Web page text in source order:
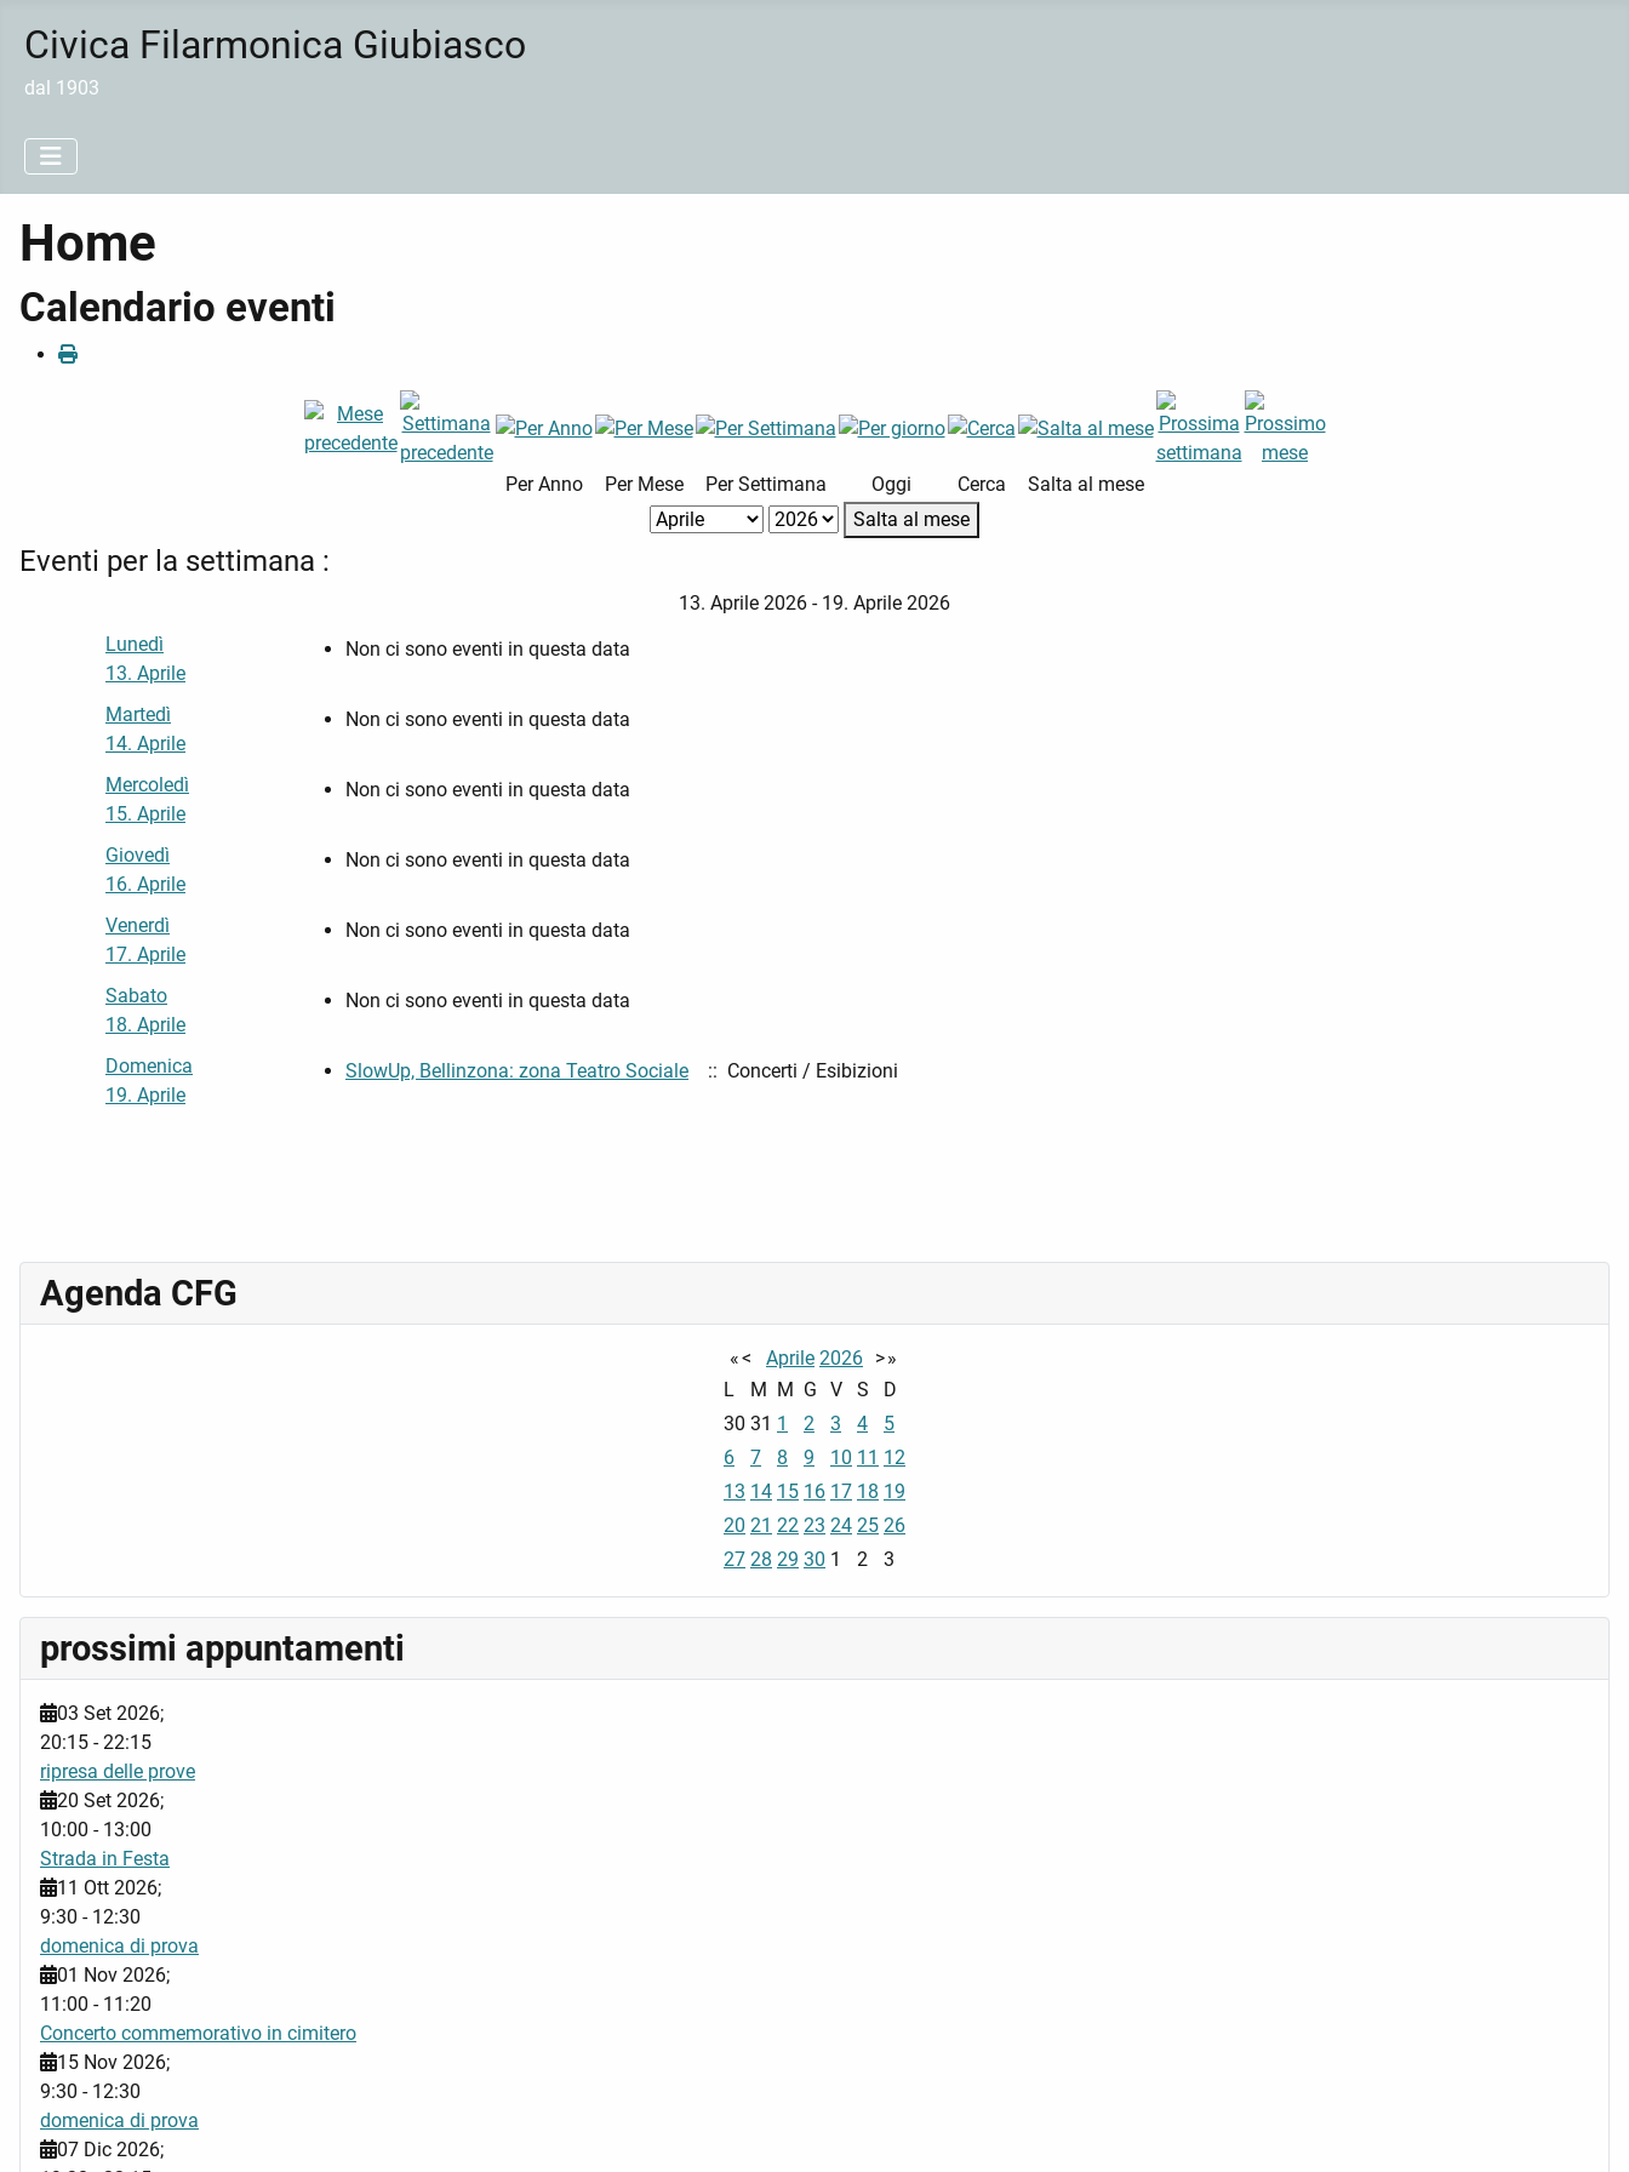
Civica Filarmonica Giubiasco
dal 1903
Home
Calendario eventi
Per Anno Per Mese Per Settimana Oggi Cerca
Salta al mese
Salta al mese
Eventi per la settimana :
13. Aprile 2026 - 19. Aprile 2026
Lunedì
13. Aprile
Non ci sono eventi in questa data
Martedì
14. Aprile
Non ci sono eventi in questa data
Mercoledì
15. Aprile
Non ci sono eventi in questa data
Giovedì
16. Aprile
Non ci sono eventi in questa data
Venerdì
17. Aprile
Non ci sono eventi in questa data
Sabato
18. Aprile
Non ci sono eventi in questa data
Domenica
19. Aprile
SlowUp, Bellinzona: zona Teatro Sociale :: Concerti / Esibizioni
Agenda CFG
«< Aprile 2026 >»
L
M M G V S
D
30 31 1 2 3 4
5
6
7 8 9 10 11 12
13 14 15 16 17 18 19
20 21 22 23 24 25 26
27 28 29 30 1 2 3
prossimi appuntamenti
03 Set 2026;
20:15 -22:15
ripresa delle prove
20 Set 2026;
10:00 - 13:00
Strada in Festa
11 Ott 2026;
9:30 - 12:30
domenica di prova
01 Nov 2026;
11:00 - 11:20
Concerto commemorativo in cimitero
15 Nov 2026;
9:30 - 12:30
domenica di prova
07 Dic 2026;